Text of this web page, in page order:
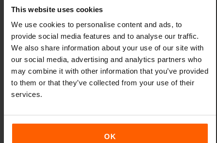
This website uses cookies
We use cookies to personalise content and ads, to
provide social media features and to analyse our traffic.
We also share information about your use of our site with
our social media, advertising and analytics partners who
may combine it with other information that you’ve provided
to them or that they’ve collected from your use of their
services.
OK
Xiaomi Redmi Note 13 Pro Plus
eSIM compatible conMotorola*
Motorola Edge 40 Neo
Motorola Edge 40 Pro
Motorola Edge 50